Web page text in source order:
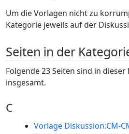
Um die Vorlagen nicht zu
Kategorie jeweils auf der
Seiten in der
Folgende 23 Seiten sind in
insgesamt.
C
Vorlage Diskussion:CM-